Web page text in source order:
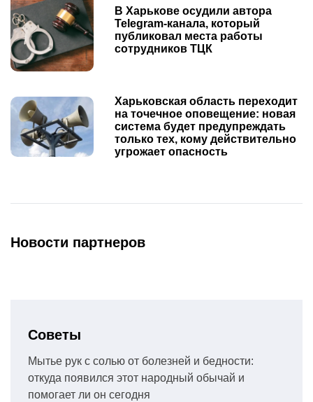
В Харькове осудили автора
Telegram-канала, который
публиковал места работы
сотрудников ТЦК
Харьковская область переходит
на точечное оповещение: новая
система будет предупреждать
только тех, кому действительно
угрожает опасность
Новости партнеров
Советы
Мытье рук с солью от болезней и бедности:
откуда появился этот народный обычай и
помогает ли он сегодня